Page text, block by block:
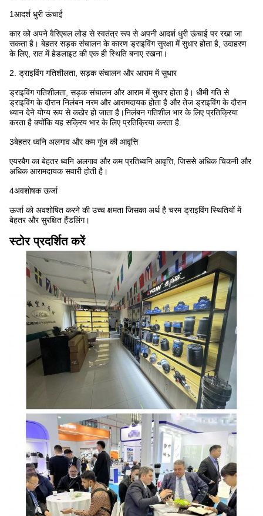
1आदर्श धुरी ऊंचाई
कार को अपने वैरिएबल लोड से स्वतंत्र रूप से अपनी आदर्श धुरी ऊंचाई पर रखा जा
सकता है। बेहतर सड़क संचालन के कारण ड्राइविंग सुरक्षा में सुधार होता है, उदाहरण
के लिए, रात में हेडलाइट की एक ही स्थिति बनाए रखना।
2. ड्राइविंग गतिशीलता, सड़क संचालन और आराम में सुधार
ड्राइविंग गतिशीलता, सड़क संचालन और आराम में सुधार होता है। धीमी गति से
ड्राइविंग के दौरान निलंबन नरम और आरामदायक होता है और तेज ड्राइविंग के दौरान
ध्यान देने योग्य रूप से कठोर हो जाता है।निलंबन गतिशील भार के लिए प्रतिक्रिया
करता है क्योंकि यह सक्रिय भार के लिए प्रतिक्रिया करता है.
3बेहतर ध्वनि अलगाव और कम गूंज की आवृत्ति
एयरबैग का बेहतर ध्वनि अलगाव और कम प्रतिध्वनि आवृत्ति, जिससे अधिक चिकनी और
अधिक आरामदायक सवारी होती है।
4अवशोषक ऊर्जा
ऊर्जा को अवशोषित करने की उच्च क्षमता जिसका अर्थ है चरम ड्राइविंग स्थितियों में
बेहतर और सुरक्षित हैंडलिंग।
स्टोर प्रदर्शित करें